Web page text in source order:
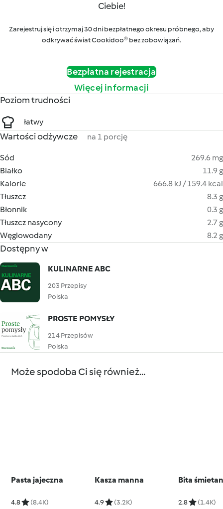
Ciebie!
Zarejestruj się i otrzymaj 30 dni bezpłatnego okresu próbnego, aby
odkrywać świat Cookidoo® bez zobowiązań.
Bezpłatna rejestracja
Więcej informacji
Poziom trudności
łatwy
Wartości odżywcze na 1 porcję
Sód
269.6 mg
Białko
11.9 g
Kalorie
666.8 kJ / 159.4 kcal
Tłuszcz
8.3 g
Błonnik
0.3 g
Tłuszcz nasycony
2.7 g
Węglowodany
8.2 g
Dostępny w
KULINARNE ABC
203 Przepisy
Polska
PROSTE POMYSŁY
214 Przepisów
Polska
Może spodoba Ci się również...
Pasta jajeczna
4.8 (8.4K)
Kasza manna
4.9 (3.2K)
Bita
2.8 (1.4K)